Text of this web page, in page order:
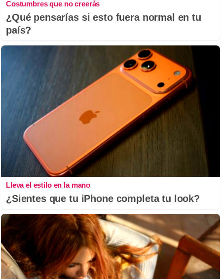
Costumbres que no creerás
¿Qué pensarías si esto fuera normal en tu
país?
Lleva el estilo en la mano
¿Sientes que tu iPhone completa tu look?